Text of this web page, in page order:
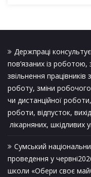
Держпраці
пов’язаних із
звільнення
роботу, зміни
чи дистанційної
роботи, відпусток,
лікарняних,
Сумський
проведення у
школи «Обери своє